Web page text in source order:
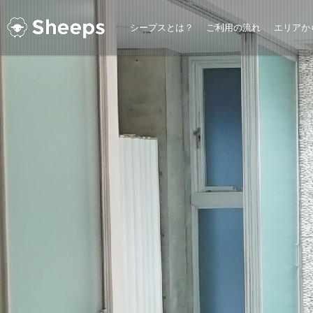
シープスとは？ ご利用の流れ エリアか